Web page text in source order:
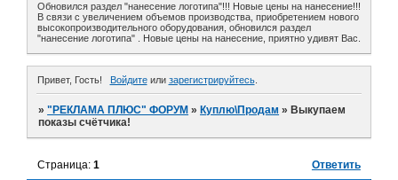
Обновился раздел "нанесение логотипа"!!! Новые цены на нанесение!!!
В связи с увеличением объемов производства, приобретением нового
высокопроизводительного оборудования, обновился раздел
"нанесение логотипа" . Новые цены на нанесение, приятно удивят Вас.
Привет, Гость! Войдитеили зарегистрируйтесь.
»"РЕКЛАМА ПЛЮС" ФОРУМ » Куплю\Продам » Выкупаем
показы счётчика!
Страница:1 Ответить